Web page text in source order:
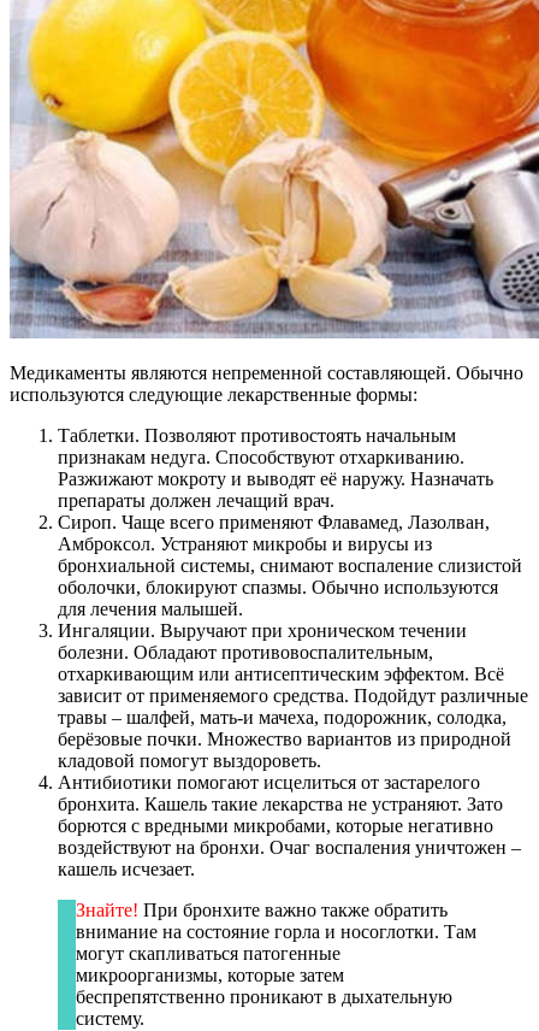
Медикаменты являются непременной составляющей. Обычно
используются следующие лекарственные формы:
Таблетки. Позволяют противостоять начальным
признакам недуга. Способствуют отхаркиванию.
Разжижают мокроту и выводят её наружу. Назначать
препараты должен лечащий врач.
Сироп. Чаще всего применяют Флавамед, Лазолван,
Амброксол. Устраняют микробы и вирусы из
бронхиальной системы, снимают воспаление слизистой
оболочки, блокируют спазмы. Обычно используются
для лечения малышей.
Ингаляции. Выручают при хроническом течении
болезни. Обладают противовоспалительным,
отхаркивающим или антисептическим эффектом. Всё
зависит от применяемого средства. Подойдут различные
травы – шалфей, мать-и мачеха, подорожник, солодка,
берёзовые почки. Множество вариантов из природной
кладовой помогут выздороветь.
Антибиотики помогают исцелиться от застарелого
бронхита. Кашель такие лекарства не устраняют. Зато
борются с вредными микробами, которые негативно
воздействуют на бронхи. Очаг воспаления уничтожен –
кашель исчезает.
Знайте! При бронхите важно также обратить
внимание на состояние горла и носоглотки. Там
могут скапливаться патогенные
микроорганизмы, которые затем
беспрепятственно проникают в дыхательную
систему.